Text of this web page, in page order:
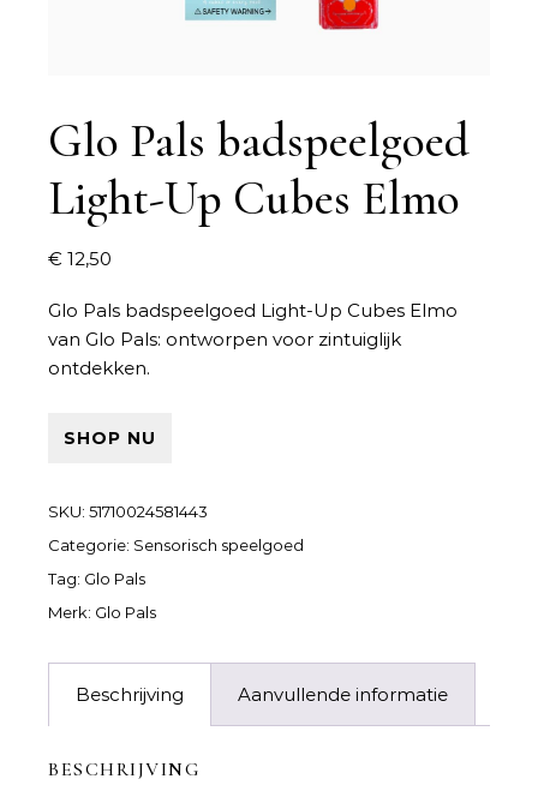
Glo Pals badspeelgoed
Light-Up Cubes Elmo
€ 12,50
Glo Pals badspeelgoed Light-Up Cubes Elmo
van Glo Pals: ontworpen voor zintuiglijk
ontdekken.
SHOP NU
SKU: 51710024581443
Categorie: Sensorisch speelgoed
Tag: Glo Pals
Merk: Glo Pals
Beschrijving Aanvullende informatie
BESCHRIJVING